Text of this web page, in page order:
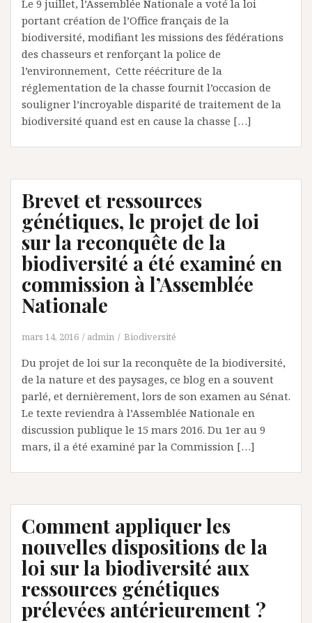
Le 9 juillet, l’Assemblée Nationale a voté la loi
portant création de l’Office français de la
biodiversité, modifiant les missions des fédérations
des chasseurs et renforçant la police de
l’environnement, Cette réécriture de la
réglementation de la chasse fournit l’occasion de
souligner l’incroyable disparité de traitement de la
biodiversité quand est en cause la chasse […]
Brevet et ressources
génétiques, le projet de loi
sur la reconquête de la
biodiversité a été examiné en
commission à l’Assemblée
Nationale
mars 14, 2016 admin Biodiversité
Du projet de loi sur la reconquête de la biodiversité,
de la nature et des paysages, ce blog en a souvent
parlé, et dernièrement, lors de son examen au Sénat.
Le texte reviendra à l’Assemblée Nationale en
discussion publique le 15 mars 2016. Du 1er au 9
mars, il a été examiné par la Commission […]
Comment appliquer les
nouvelles dispositions de la
loi sur la biodiversité aux
ressources génétiques
prélevées antérieurement ?